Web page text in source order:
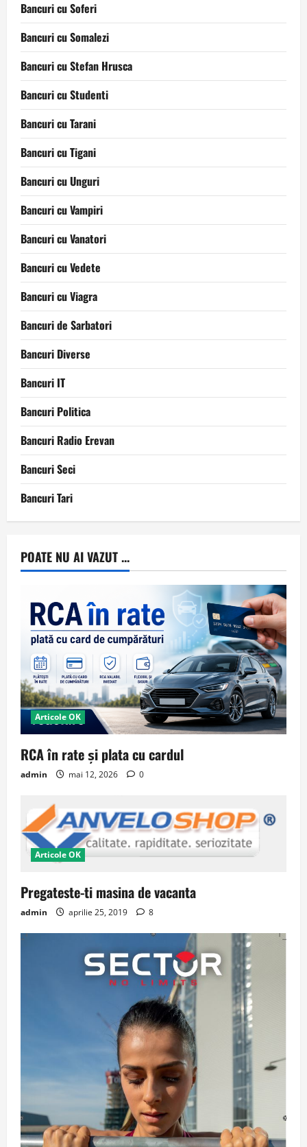
Bancuri cu Soferi
Bancuri cu Somalezi
Bancuri cu Stefan Hrusca
Bancuri cu Studenti
Bancuri cu Tarani
Bancuri cu Tigani
Bancuri cu Unguri
Bancuri cu Vampiri
Bancuri cu Vanatori
Bancuri cu Vedete
Bancuri cu Viagra
Bancuri de Sarbatori
Bancuri Diverse
Bancuri IT
Bancuri Politica
Bancuri Radio Erevan
Bancuri Seci
Bancuri Tari
POATE NU AI VAZUT ...
Articole OK
RCA în rate și plata cu cardul
admin mai 12, 2026 0
Articole OK
Pregateste-ti masina de vacanta
admin aprilie 25, 2019 8